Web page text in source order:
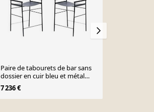
Paire de tabourets de bar sans
dossier en cuir bleu et métal
noir
7 236 €